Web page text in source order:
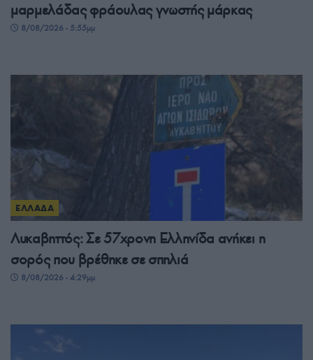
μαρμελάδας φράουλας γνωστής μάρκας
8/08/2026 - 5:55μμ
ΕΛΛΑΔΑ
Λυκαβηττός: Σε 57χρονη Ελληνίδα ανήκει η
σορός που βρέθηκε σε σπηλιά
8/08/2026 - 4:29μμ